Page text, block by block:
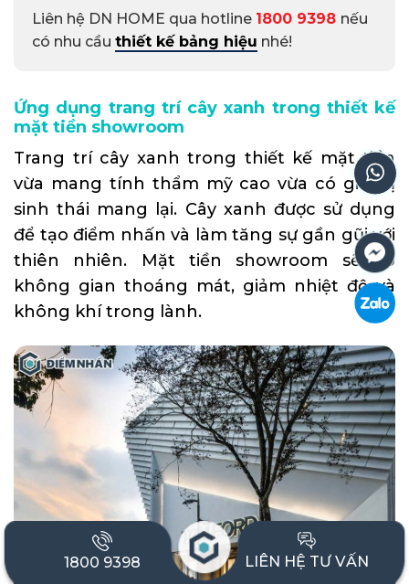
Liên hệ DN HOME qua hotline 1800 9398 nếu
có nhu cầu thiết kế bảng hiệu nhé!
Ứng dụng trang trí cây xanh trong thiết kế
mặt tiền showroom
Trang trí cây xanh trong thiết kế mặt tiền
vừa mang tính thẩm mỹ cao vừa có giá trị
sinh thái mang lại. Cây xanh được sử dụng
để tạo điểm nhấn và làm tăng sự gần gũi với
thiên nhiên. Mặt tiền showroom sẽ có
không gian thoáng mát, giảm nhiệt độ và
không khí trong lành.
1800 9398 LIÊN HỆ TƯ VẤN